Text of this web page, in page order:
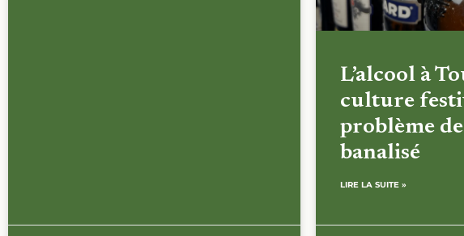
L’alcool à
culture
problème
banalisé
LIRE LA SUITE »